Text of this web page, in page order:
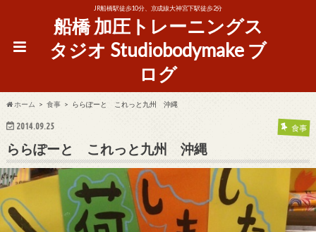
JR船橋駅徒歩10分、京成線大神宮下駅徒歩2分
船橋 加圧トレーニングス
タジオ Studiobodymake ブ
ログ
ホーム 食事 ららぽーと これっと九州 沖縄
2014.09.25 食事
ららぽーと これっと九州 沖縄